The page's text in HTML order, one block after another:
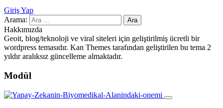
Giriş Yap
Arama:
Hakkımızda
Geoit, blog/teknoloji ve viral siteleri için geliştirilmiş ücretli bir
wordpress temasıdır. Kan Themes tarafından geliştirilen bu tema 2
yıldır aralıksız güncelleme almaktadır.
Modül